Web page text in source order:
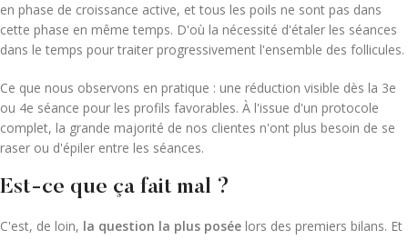
en phase de croissance active, et tous les poils ne sont pas dans
cette phase en même temps. D'où la nécessité d'étaler les séances
dans le temps pour traiter progressivement l'ensemble des follicules.
Ce que nous observons en pratique : une réduction visible dès la 3e
ou 4e séance pour les profils favorables. À l'issue d'un protocole
complet, la grande majorité de nos clientes n'ont plus besoin de se
raser ou d'épiler entre les séances.
Est-ce que ça fait mal ?
C'est, de loin, la question la plus posée lors des premiers bilans. Et